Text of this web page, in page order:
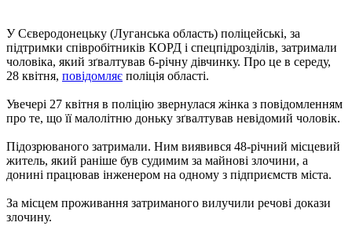
У Сєверодонецьку (Луганська область) поліцейські, за
підтримки співробітників КОРД і спецпідрозділів, затримали
чоловіка, який зґвалтував 6-річну дівчинку. Про це в середу,
28 квітня, повідомляє поліція області.
Увечері 27 квітня в поліцію звернулася жінка з повідомленням
про те, що її малолітню доньку зґвалтував невідомий чоловік.
Підозрюваного затримали. Ним виявився 48-річний місцевий
житель, який раніше був судимим за майнові злочини, а
донині працював інженером на одному з підприємств міста.
За місцем проживання затриманого вилучили речові докази
злочину.